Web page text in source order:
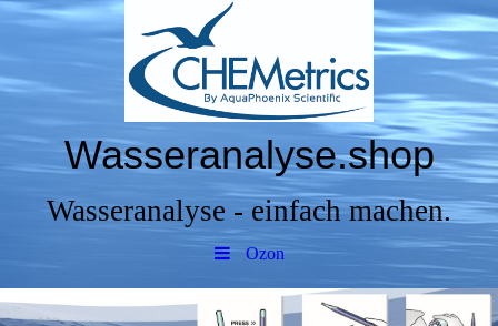
Wasseranalyse.shop
Wasseranalyse - einfach machen.
Ozon